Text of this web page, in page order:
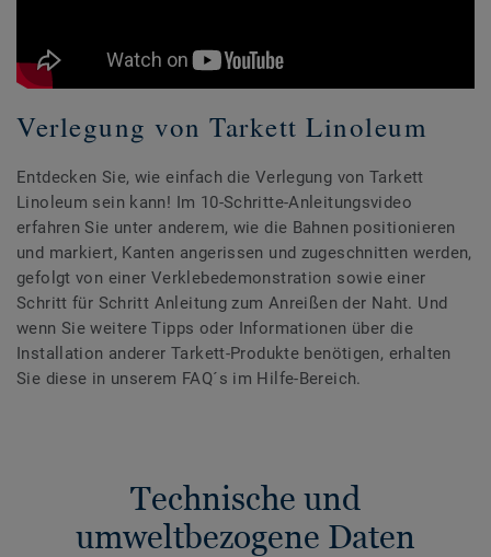
Verlegung von Tarkett Linoleum
Entdecken Sie, wie einfach die Verlegung von Tarkett
Linoleum sein kann! Im 10-Schritte-Anleitungsvideo
erfahren Sie unter anderem, wie die Bahnen positionieren
und markiert, Kanten angerissen und zugeschnitten werden,
gefolgt von einer Verklebedemonstration sowie einer
Schritt für Schritt Anleitung zum Anreißen der Naht. Und
wenn Sie weitere Tipps oder Informationen über die
Installation anderer Tarkett-Produkte benötigen, erhalten
Sie diese in unserem FAQ´s im Hilfe-Bereich.
Technische und
umweltbezogene Daten